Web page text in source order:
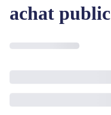
achat public